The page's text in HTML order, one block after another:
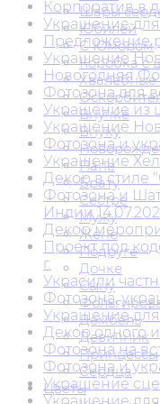
Шары
Юбилей
С Юмором
Коробка с
Внучке
Внуку
Папе
Брату
Сестре
Мужу
Жене
Подруге
Дочке
Сыну
Дембель
Девичник
Принцессы
Сердца
Цветы
Корпоратив в
Украшение для
Предложение
Украшение
Новогодняя
Фотозона для
Украшение из
Украшение
Фотозона и
Украшение
Декор в стиле
Фотозона и
Индии
Декор
Проект под
г.
Украсили
Фотозона,
Украшение для
Декор одного
Фотозона на
Фотозона и
Украшение